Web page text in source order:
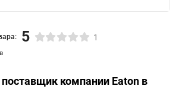
5 1
компании Eaton в